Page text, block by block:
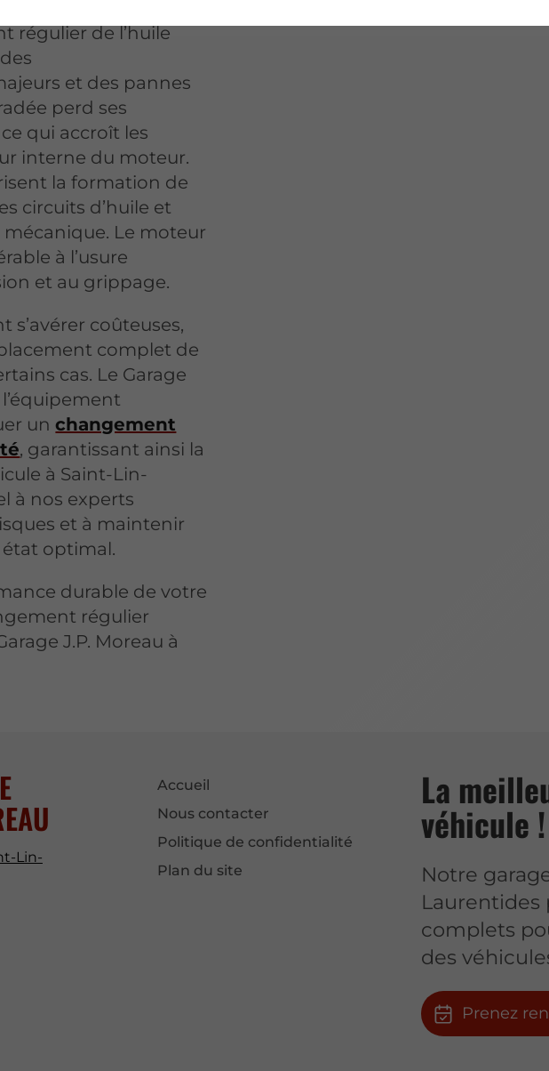
régulier de l’huile
et des pannes
perd ses
qui accroît les
interne du moteur.
la formation de
circuits d’huile et
Le moteur
à l’usure
et au grippage.
s’avérer coûteuses,
complet de
cas. Le Garage
unchangement
, garantissant ainsi la
à Saint-Lin-
à nos experts
et à maintenir
optimal.
durable de votre
régulier
J.P. Moreau à
Lin-
Accueil
Nous contacter
Politique de confidentialité
Plan du site
La
véhicule !
Notre
Laurentides
complets
des
Prenez